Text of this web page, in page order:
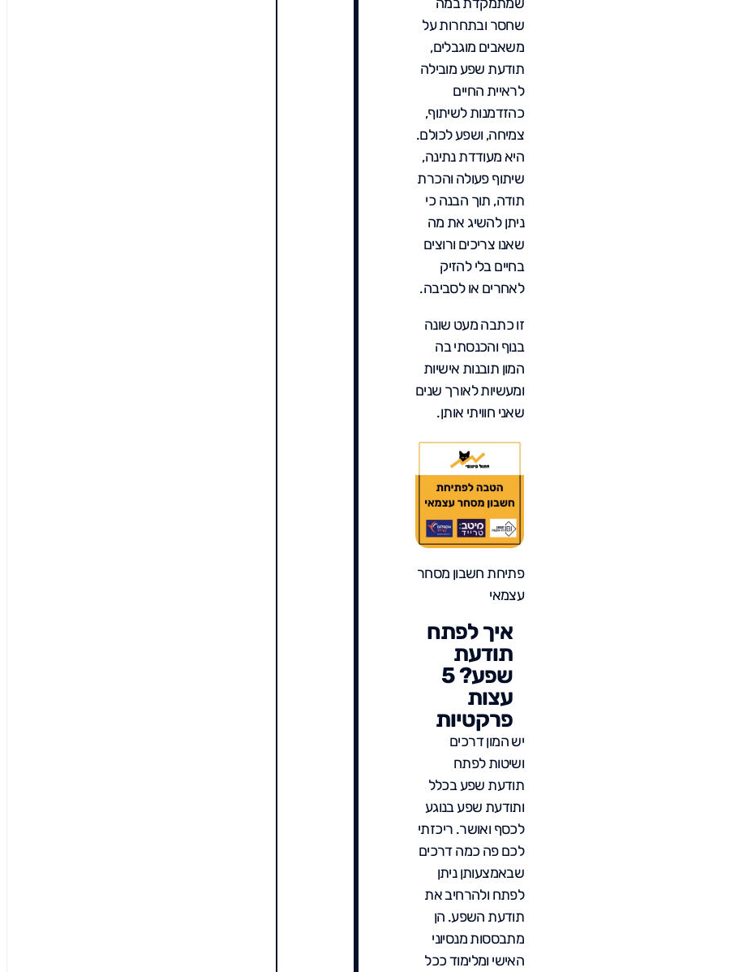
שחסר ובתחרות על
משאבים מוגבלים,
תודעת שפע מובילה
לראיית החיים
כהזדמנות לשיתוף,
צמיחה, ושפע לכולם.
היא מעודדת נתינה,
שיתוף פעולה והכרת
תודה, תוך הבנה כי
ניתן להשיג את מה
שאנו צריכים ורוצים
בחיים בלי להזיק
לאחרים או לסביבה.
זו כתבה מעט שונה
בנוף והכנסתי בה
המון תובנות אישיות
ומעשיות לאורך שנים
שאני חוויתי אותן.
פתיחת חשבון מסחר
עצמאי
איך לפתח
תודעת
שפע? 5
עצות
פרקטיות
יש המון דרכים
ושיטות לפתח
תודעת שפע בכלל
ותודעת שפע בנוגע
לכסף ואושר. ריכזתי
לכם פה כמה דרכים
שבאמצעותן ניתן
לפתח ולהרחיב את
תודעת השפע. הן
מתבססות מנסיוני
האישי ומלימוד ככל